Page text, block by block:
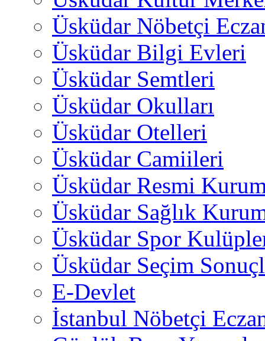
Üsküdar Nöbetçi
Üsküdar Bilgi Evleri
Üsküdar Semtleri
Üsküdar Okulları
Üsküdar Otelleri
Üsküdar Camiileri
Üsküdar Resmi
Üsküdar Sağlık
Üsküdar Spor
Üsküdar Seçim
E-Devlet
İstanbul Nöbetçi